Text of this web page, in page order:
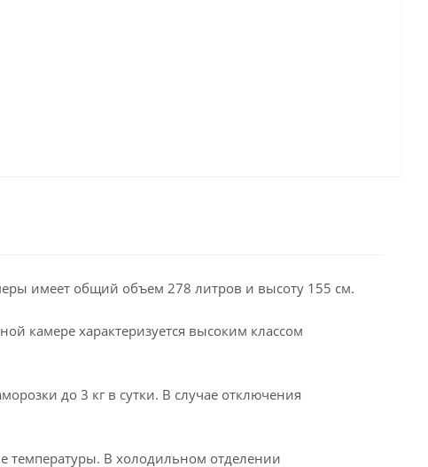
имеет общий объем 278 литров и высоту 155 см.
камере характеризуется высоким классом
до 3 кг в сутки. В случае отключения
температуры. В холодильном отделении